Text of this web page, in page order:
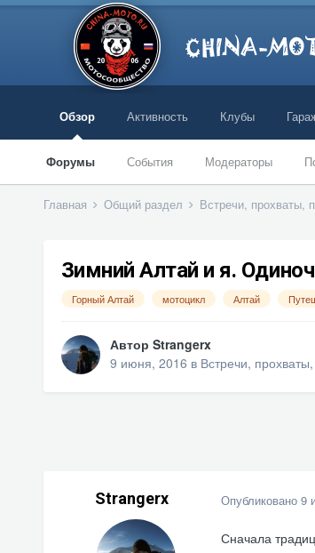
Обзор
Форумы События Модераторы
Активность Клубы
Главная Общий раздел Встречи, прохваты,
Зимний Алтай и я.
Горный Алтай мотоцикл Алтай
Автор Strangerx
9 июня, 2016 в Встречи,
Strangerx Опубликовано 9
Сначала